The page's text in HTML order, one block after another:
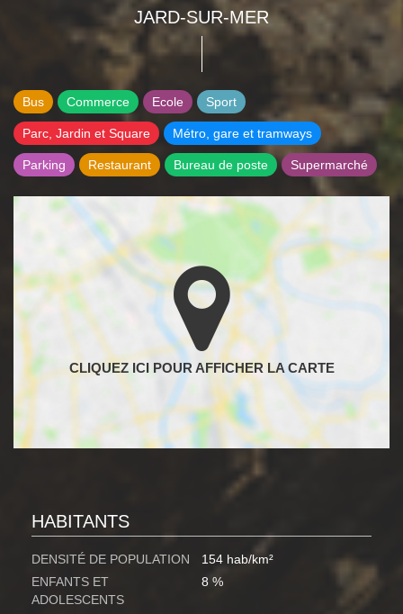
JARD-SUR-MER
Bus Commerce Ecole Sport
Parc, Jardin et Square Métro, gare et tramways
Parking Restaurant Bureau de poste Supermarché
HABITANTS
DENSITÉ DE POPULATION
154 hab/km²
ENFANTS ET
ADOLESCENTS
8 %